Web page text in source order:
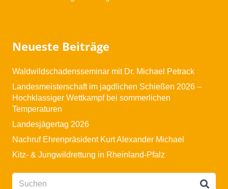
Neueste Beiträge
Waldwildschadensseminar mit Dr. Michael Petrack
Landesmeisterschaft im jagdlichen Schießen 2026 –
Hochklassiger Wettkampf bei sommerlichen
Temperaturen
Landesjägertag 2026
Nachruf Ehrenpräsident Kurt Alexander Michael
Kitz- & Jungwildrettung in Rheinland-Pfalz